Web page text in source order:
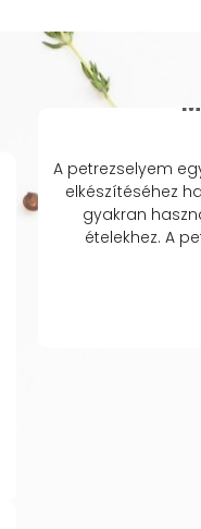
A petrezselyem
elkészítéséhez
gyakran
ételekhez. A